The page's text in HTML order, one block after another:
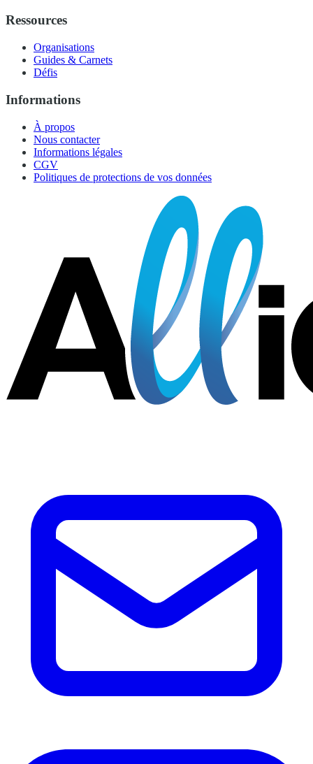
Ressources
Organisations
Guides & Carnets
Défis
Informations
À propos
Nous contacter
Informations légales
CGV
Politiques de protections de vos données